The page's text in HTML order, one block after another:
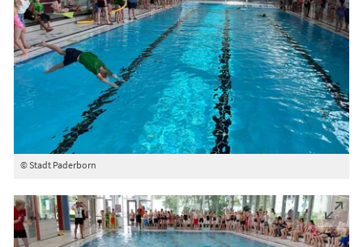
© Stadt Paderborn